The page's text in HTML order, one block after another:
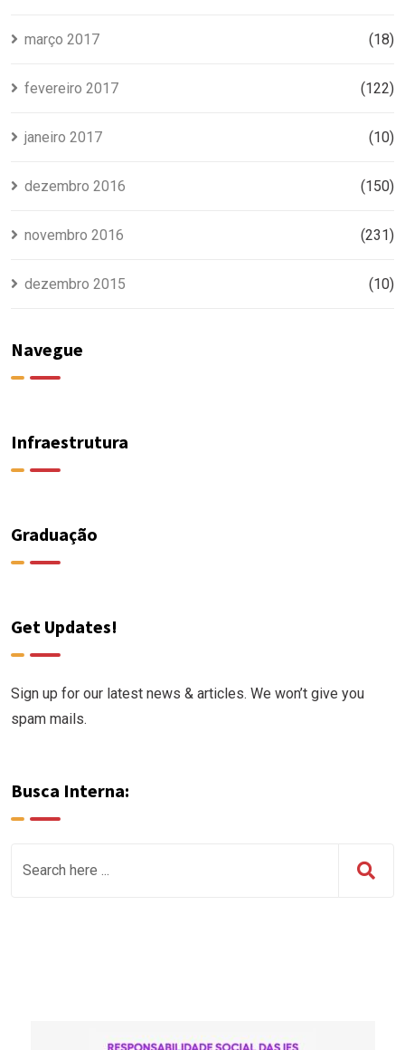
março 2017 (18)
fevereiro 2017 (122)
janeiro 2017 (10)
dezembro 2016 (150)
novembro 2016 (231)
dezembro 2015 (10)
Navegue
Infraestrutura
Graduação
Get Updates!
Sign up for our latest news & articles. We won’t give you
spam mails.
Busca Interna: